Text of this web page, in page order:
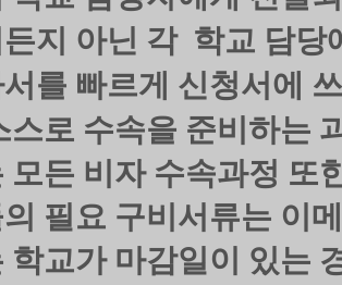
지 아닌 각 학교 담당
를 빠르게 신청서에
스로 수속을 준비하는
모든 비자 수속과정 또
필요 구비서류는 이
학교가 마감일이 있는